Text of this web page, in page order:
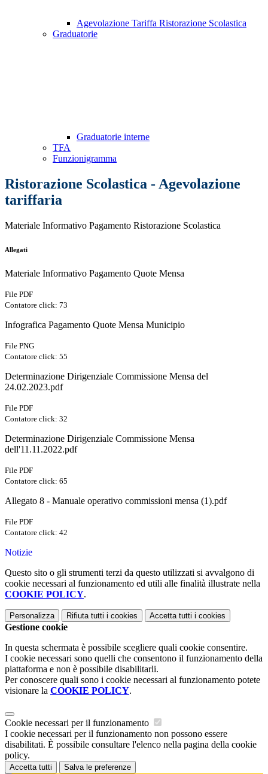
Agevolazione Tariffa Ristorazione Scolastica
Graduatorie
Graduatorie interne
TFA
Funzionigramma
Ristorazione Scolastica - Agevolazione
tariffaria
Materiale Informativo Pagamento Ristorazione Scolastica
Allegati
Materiale Informativo Pagamento Quote Mensa
File PDF
Contatore click: 73
Infografica Pagamento Quote Mensa Municipio
File PNG
Contatore click: 55
Determinazione Dirigenziale Commissione Mensa del
24.02.2023.pdf
File PDF
Contatore click: 32
Determinazione Dirigenziale Commissione Mensa
dell'11.11.2022.pdf
File PDF
Contatore click: 65
Allegato 8 - Manuale operativo commissioni mensa (1).pdf
File PDF
Contatore click: 42
Notizie
Questo sito o gli strumenti terzi da questo utilizzati si avvalgono di
cookie necessari al funzionamento ed utili alle finalità illustrate nella
COOKIE POLICY.
Personalizza Rifiuta tutti i cookies Accetta tutti i cookies
Gestione cookie
In questa schermata è possibile scegliere quali cookie consentire.
I cookie necessari sono quelli che consentono il funzionamento della
piattaforma e non è possibile disabilitarli.
Per conoscere quali sono i cookie necessari al funzionamento potete
visionare la COOKIE POLICY.
Cookie necessari per il funzionamento
I cookie necessari per il funzionamento non possono essere
disabilitati. È possibile consultare l'elenco nella pagina della cookie
policy.
Accetta tutti Salva le preferenze